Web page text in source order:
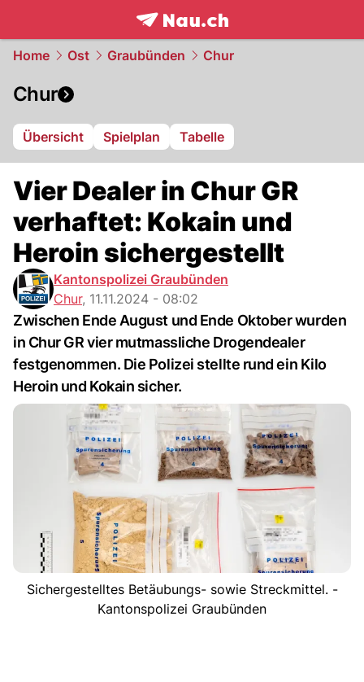
frontpage.NAU.ch
Home Ost Graubünden Chur
Chur
Übersicht Spielplan Tabelle
Vier Dealer in Chur GR
verhaftet: Kokain und
Heroin sichergestellt
Kantonspolizei Graubünden
Chur, 11.11.2024 - 08:02
Zwischen Ende August und Ende Oktober wurden
in Chur GR vier mutmassliche Drogendealer
festgenommen. Die Polizei stellte rund ein Kilo
Heroin und Kokain sicher.
Sichergestelltes Betäubungs- sowie Streckmittel. -
Kantonspolizei Graubünden